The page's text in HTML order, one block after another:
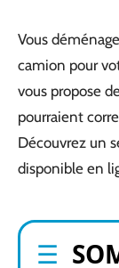
Vous
camion pour
vous propose
pourraient
Découvrez un
disponible en